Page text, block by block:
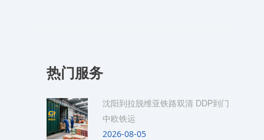
热门服务
沈阳到拉脱维亚铁路双清 DDP到门
中欧铁运
2026-08-05